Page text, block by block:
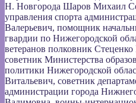
Н. Новгорода Шаров Михаил
управления спорта
Валерьевич, помощник
гвардии по Нижегородской
ветеранов полковник
советник Министерства
политики Нижегородской
Витальевич, советник
администрации города